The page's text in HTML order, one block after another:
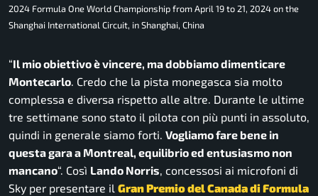
2024 Formula One World Championship from April 19 to 21, 2024 on the
Shanghai International Circuit, in Shanghai, China
“Il mio obiettivo è vincere, ma dobbiamo dimenticare
Montecarlo. Credo che la pista monegasca sia molto
complessa e diversa rispetto alle altre. Durante le ultime
tre settimane sono stato il pilota con più punti in assoluto,
quindi in generale siamo forti. Vogliamo fare bene in
questa gara a Montreal, equilibrio ed entusiasmo non
mancano“. Così Lando Norris, concessosi ai microfoni di
Sky per presentare il Gran Premio del Canada di Formula